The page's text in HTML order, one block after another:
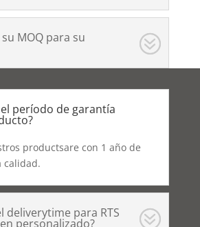
su MOQ para su
el período de garantía
productsare con 1 año de
calidad.
deliverytime para RTS
personalizado?